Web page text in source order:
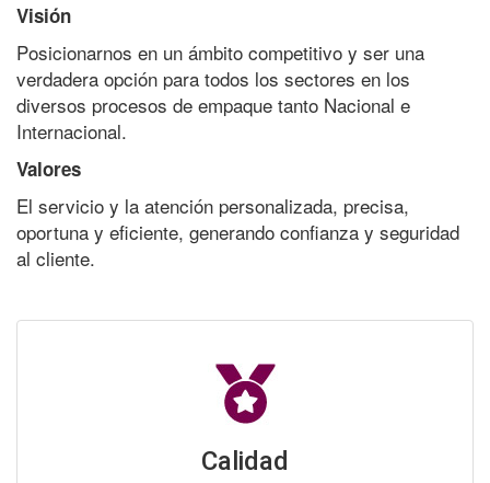
Visión
Posicionarnos en un ámbito competitivo y ser una
verdadera opción para todos los sectores en los
diversos procesos de empaque tanto Nacional e
Internacional.
Valores
El servicio y la atención personalizada, precisa,
oportuna y eficiente, generando confianza y seguridad
al cliente.
Calidad